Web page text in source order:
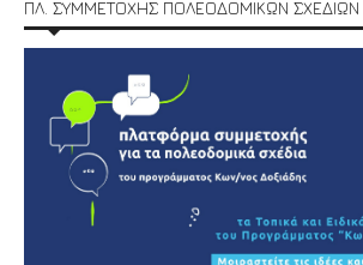
ΠΛ. ΣΥΜΜΕΤΟΧΗΣ ΠΟΛΕΟΔΟΜΙΚΩΝ ΣΧΕΔΙΩΝ